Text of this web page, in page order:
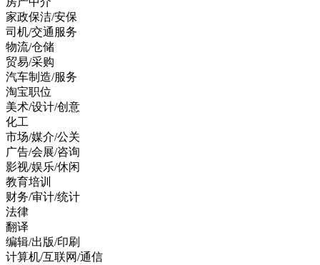
家政保洁/安保
司机/交通服务
物流/仓储
贸易/采购
汽车制造/服务
淘宝职位
美术/设计/创意
化工
市场/媒介/公关
广告/会展/咨询
影视/娱乐/休闲
教育培训
财务/审计/统计
法律
翻译
编辑/出版/印刷
计算机/互联网/通信